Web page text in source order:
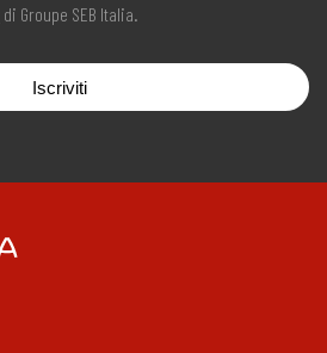
di Groupe SEB Italia.
Iscriviti